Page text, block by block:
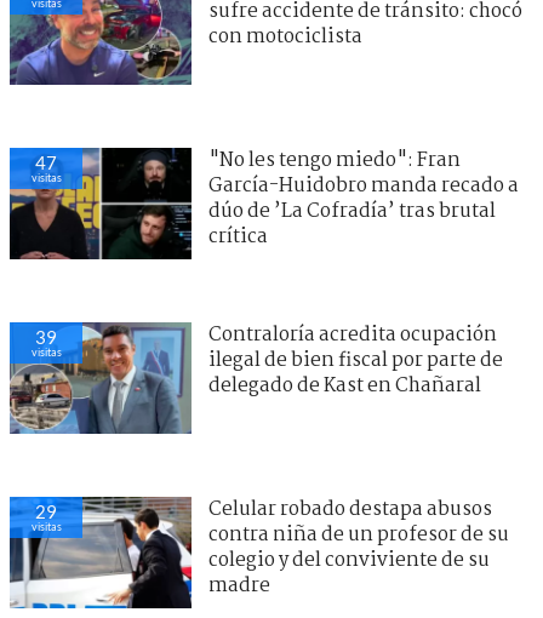
visitas
sufre accidente de tránsito: chocó
con motociclista
47
visitas
"No les tengo miedo": Fran
García-Huidobro manda recado a
dúo de ’La Cofradía’ tras brutal
crítica
39
visitas
Contraloría acredita ocupación
ilegal de bien fiscal por parte de
delegado de Kast en Chañaral
29
visitas
Celular robado destapa abusos
contra niña de un profesor de su
colegio y del conviviente de su
madre